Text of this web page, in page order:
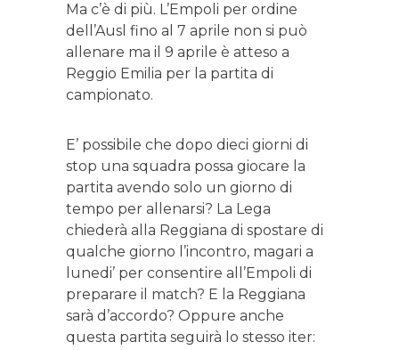
Ma c’è di più. L’Empoli per ordine
dell’Ausl fino al 7 aprile non si può
allenare ma il 9 aprile è atteso a
Reggio Emilia per la partita di
campionato.
E’ possibile che dopo dieci giorni di
stop una squadra possa giocare la
partita avendo solo un giorno di
tempo per allenarsi? La Lega
chiederà alla Reggiana di spostare di
qualche giorno l’incontro, magari a
lunedi’ per consentire all’Empoli di
preparare il match? E la Reggiana
sarà d’accordo? Oppure anche
questa partita seguirà lo stesso iter: